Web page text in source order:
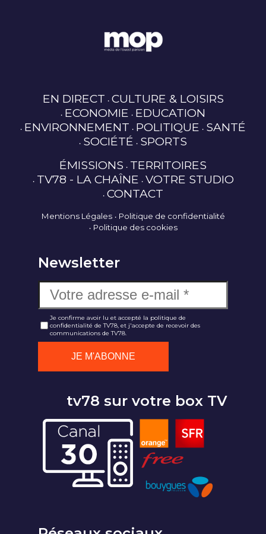
EN DIRECT CULTURE & LOISIRS
ECONOMIE EDUCATION
ENVIRONNEMENT POLITIQUE SANTÉ
SOCIÉTÉ SPORTS
ÉMISSIONS TERRITOIRES
TV78 - LA CHAÎNE VOTRE STUDIO
CONTACT
Mentions Légales
Politique de confidentialité
Politique des cookies
Newsletter
Je confirme avoir lu et accepté la politique de
confidentialité de TV78, et j'accepte de recevoir des
communications de TV78.
tv78 sur votre box TV